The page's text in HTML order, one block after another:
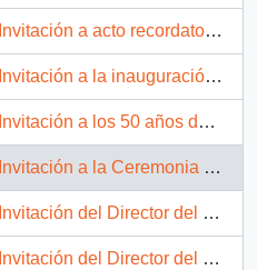
recordatorio en homenaje a Tucapel Jiménez]
de la exposición del maestro Osvaldo Guayasamín]
sacerdocio del padre Provenzano quien celebrará la eucaristía ese día]
de Constitución del Capitulo Chile de ALDHU]
del Director del Diario Oficial]
del Director del Diario Oficial]